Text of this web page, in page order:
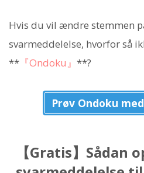
Hvis du vil ændre stemmen
svarmeddelelse, hvorfor så
** 『Ondoku』 **?
Prøv Ondoku
【Gratis】Sådan